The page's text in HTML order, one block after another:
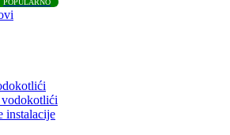
POPULARNO
instalacije